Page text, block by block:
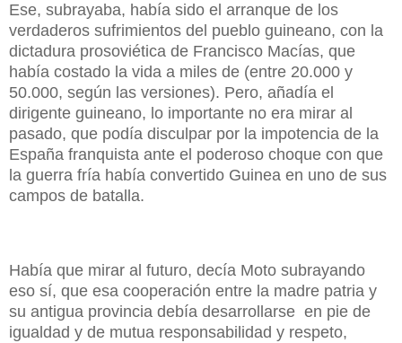
Ese, subrayaba, había sido el arranque de los
verdaderos sufrimientos del pueblo guineano, con la
dictadura prosoviética de Francisco Macías, que
había costado la vida a miles de (entre 20.000 y
50.000, según las versiones). Pero, añadía el
dirigente guineano, lo importante no era mirar al
pasado, que podía disculpar por la impotencia de la
España franquista ante el poderoso choque con que
la guerra fría había convertido Guinea en uno de sus
campos de batalla.
Había que mirar al futuro, decía Moto subrayando
eso sí, que esa cooperación entre la madre patria y
su antigua provincia debía desarrollarse en pie de
igualdad y de mutua responsabilidad y respeto,